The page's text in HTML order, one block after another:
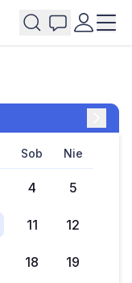
sob nie
4 5
11 12
18 19